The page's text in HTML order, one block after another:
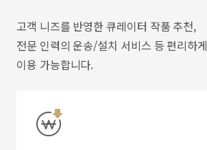
고객 니즈를 반영한 큐레이터 작품 추천,
전문 인력의 운송/설치 서비스 등 편리하게
이용 가능합니다.